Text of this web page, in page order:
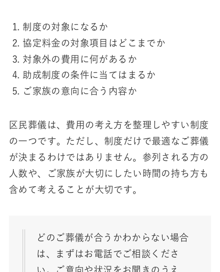
制度の対象になるか
協定料金の対象項目はどこまでか
対象外の費用に何があるか
助成制度の条件に当てはまるか
ご家族の意向に合う内容か
区民葬儀は、費用の考え方を整理しやすい制度
の一つです。ただし、制度だけで最適なご葬儀
が決まるわけではありません。参列される方の
人数や、ご家族が大切にしたい時間の持ち方も
含めて考えることが大切です。
どのご葬儀が合うかわからない場合
は、まずはお電話でご相談くださ
い。ご意向や状況をお聞きのうえ、